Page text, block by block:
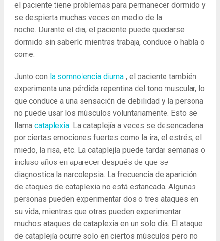
el paciente tiene problemas para permanecer dormido y
se despierta muchas veces en medio de la
noche. Durante el día, el paciente puede quedarse
dormido sin saberlo mientras trabaja, conduce o habla o
come.
Junto con la somnolencia diurna, el paciente también
experimenta una pérdida repentina del tono muscular, lo
que conduce a una sensación de debilidad y la persona
no puede usar los músculos voluntariamente. Esto se
llama cataplexia. La cataplejía a veces se desencadena
por ciertas emociones fuertes como la ira, el estrés, el
miedo, la risa, etc. La cataplejía puede tardar semanas o
incluso años en aparecer después de que se
diagnostica la narcolepsia. La frecuencia de aparición
de ataques de cataplexia no está estancada. Algunas
personas pueden experimentar dos o tres ataques en
su vida, mientras que otras pueden experimentar
muchos ataques de cataplexia en un solo día. El ataque
de cataplejía ocurre solo en ciertos músculos pero no